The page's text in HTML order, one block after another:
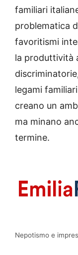
familiari
problematica
favoritismi
la produttività
legami
creano un
ma minano
termine.
Nepotismo e